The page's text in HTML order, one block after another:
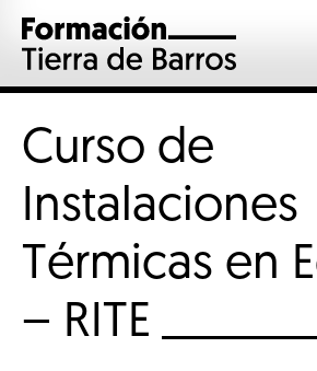
Curso de
Instalaciones
Térmicas en
– RITE